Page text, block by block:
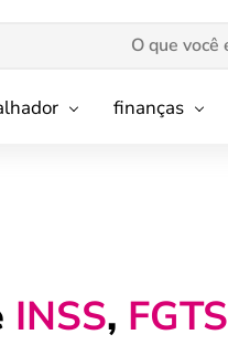
finanças
INSS, FGTS